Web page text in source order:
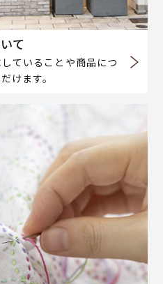
て
ていることや商品につ
けます。